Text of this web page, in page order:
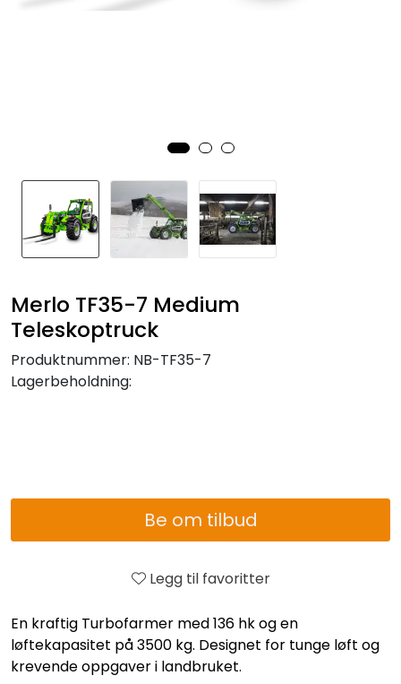
Merlo TF35-7 Medium
Teleskoptruck
Produktnummer: NB-TF35-7
Lagerbeholdning:
Be om tilbud
Legg til favoritter
En kraftig Turbofarmer med 136 hk og en
løftekapasitet på 3500 kg. Designet for tunge løft og
krevende oppgaver i landbruket.